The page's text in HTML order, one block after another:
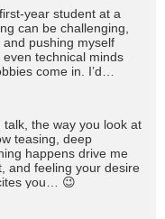
year student at a
can be challenging,
pushing myself
technical minds
come in. I’d
that feel real. I’m still
the way you look at
teasing, deep
happens drive me
and feeling your desire
you… 😉